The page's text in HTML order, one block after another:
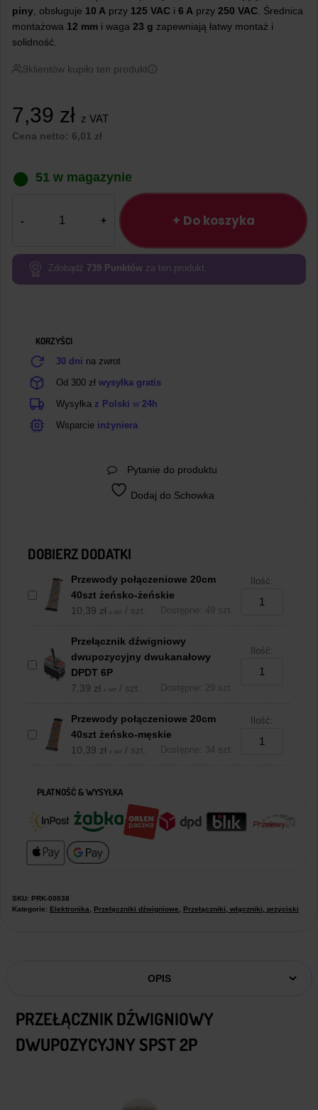
piny , obsługuje 10 A przy 125 VAC i 6 A przy 250 VAC . Średnica
montażowa 12 mm i waga 23 g zapewniają łatwy montaż i
solidność.
9klientów kupiło ten produkt
7,39 zł z VAT
Cena netto: 6,01 zł
51 w magazynie
Przełącznik
SPST
2P
+ Do koszyka
Zdobądź 739 Punktów za ten produkt.
KORZYŚCI
30 dni na zwrot
Od 300 zł wysyłka gratis
Wysyłka z Polski w 24h
Wsparcie inżyniera
Pytanie do produktu
Dodaj do Schowka
DOBIERZ DODATKI
Przewody połączeniowe 20cm
40szt żeńsko-żeńskie
10,39 zł z VAT / szt. Dostępne: 49 szt.
Ilość:
Przełącznik dźwigniowy
dwupozycyjny dwukanałowy
DPDT 6P
7,39 zł z VAT / szt. Dostępne: 29 szt.
Ilość:
Przewody połączeniowe 20cm
40szt żeńsko-męskie
10,39 zł z VAT / szt. Dostępne: 34 szt.
Ilość:
PŁATNOŚĆ & WYSYŁKA
SKU: PRK-00038
Kategorie: Elektronika Przełączniki dźwigniowe Przełączniki, włączniki, przyciski
OPIS
PRZEŁĄCZNIK DŹWIGNIOWY
DWUPOZYCYJNY SPST 2P